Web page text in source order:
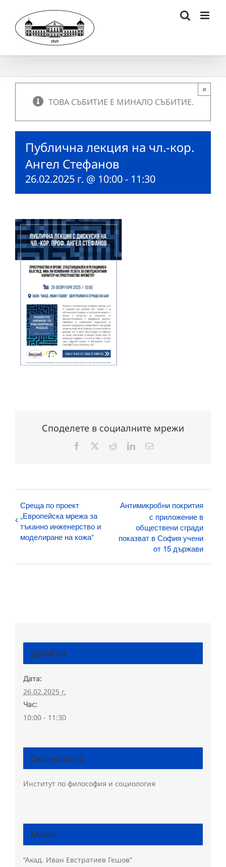
content
ТОВА СЪБИТИЕ Е МИНАЛО СЪБИТИЕ.
×
Публична лекция на чл.-кор.
Ангел Стефанов
26.02.2025 г. @ 10:00- 11:30
Споделете в социалните мрежи
Facebook RedditLinkedInЕлектронна
Среща по проект
„Европейска мрежа за
тъканно инженерство и
моделиране на кожа“
Антимикробни покрития
с приложение в
обществени сгради
показват в София учени
от 15 държави
Детайли
Дата:
26.02.2025 г.
Час:
10:00 - 11:30
Организатор
Институт по философия и социология
Място
“Акад. Иван Евстратиев Гешов”